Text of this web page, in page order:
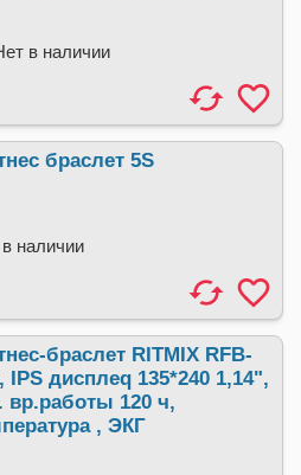
в наличии
браслет 5S
наличии
браслет RITMIX RFB-
IPS дисплеq 135*240 1,14",
вр.работы 120 ч,
, ЭКГ